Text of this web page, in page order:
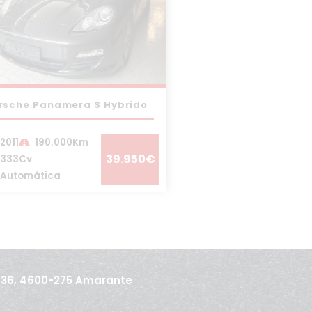
Panamera S Hybrido
2011
190.000Km
333Cv
Automática
39.950€
4600-275 Amarante